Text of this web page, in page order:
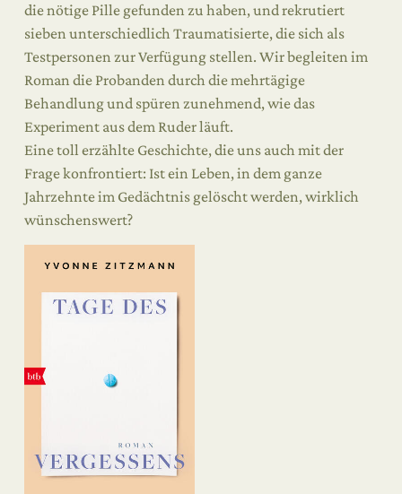
die nötige Pille gefunden zu haben, und rekrutiert
sieben unterschiedlich Traumatisierte, die sich als
Testpersonen zur Verfügung stellen. Wir begleiten im
Roman die Probanden durch die mehrtägige
Behandlung und spüren zunehmend, wie das
Experiment aus dem Ruder läuft.
Eine toll erzählte Geschichte, die uns auch mit der
Frage konfrontiert: Ist ein Leben, in dem ganze
Jahrzehnte im Gedächtnis gelöscht werden, wirklich
wünschenswert?